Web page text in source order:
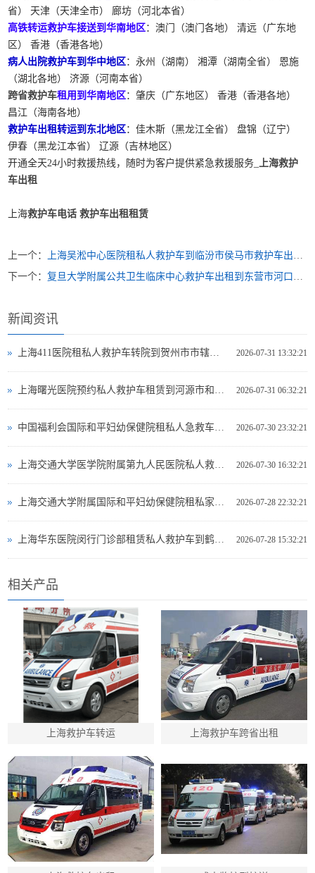
省） 天津（天津全市） 廊坊（河北本省）
高铁转运救护车接送到华南地区 ：澳门（澳门各地） 清远（广东地
区） 香港（香港各地）
病人出院救护车到华中地区 ：永州（湖南） 湘潭（湖南全省） 恩施
（湖北各地） 济源（河南本省）
跨省救护车租用到华南地区 ：肇庆（广东地区） 香港（香港各地）
昌江（海南各地）
救护车出租转运到东北地区 ：佳木斯（黑龙江全省） 盘锦（辽宁）
伊春（黑龙江本省） 辽源（吉林地区）
开通全天24小时救援热线，随时为客户提供紧急救援服务_
上海救护
车出租
上海救护车电话 救护车出租租赁
上一个：
上海吴淞中心医院租私人救护车到临汾市侯马市救护车出租的价格是多少
下一个：复旦大学附属公共卫生临床中心救护车出租到东营市河口区救护车出租哪个好
新闻资讯
2026-07-31 13:32:21
2026-07-31 06:32:21
2026-07-30 23:32:21
2026-07-30 16:32:21
2026-07-28 22:32:21
2026-07-28 15:32:21
相关产品
上海救护车转运 上海救护车跨省出租